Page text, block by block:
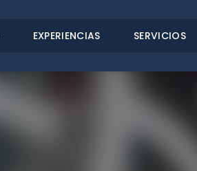
EXPERIENCIAS SERVICIOS